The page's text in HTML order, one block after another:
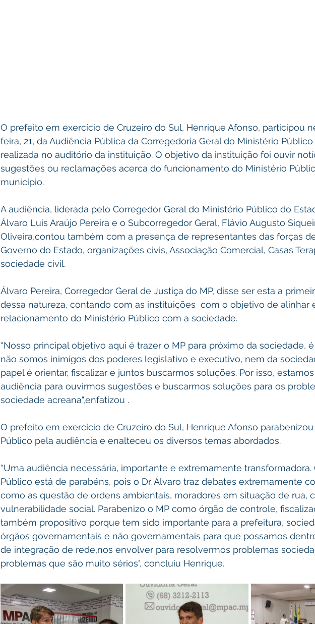
O prefeito em exercício de Cruzeiro do Sul, Henrique Afonso, participou
feira, 21, da Audiência Pública da Corregedoria Geral do Ministério
realizada no auditório da instituição. O objetivo da instituição foi ouvir
sugestões ou reclamações acerca do funcionamento do Ministério
município.
A audiência, liderada pelo Corregedor Geral do Ministério Público do
Álvaro Luís Araújo Pereira e o Subcorregedor Geral, Flávio Augusto
Oliveira,contou também com a presença de representantes das forças
Governo do Estado, organizações civis, Associação Comercial, Casas
sociedade civil.
Álvaro Pereira, Corregedor Geral de Justiça do MP, disse ser esta a
dessa natureza, contando com as instituições  com o objetivo de alinhar
relacionamento do Ministério Público com a sociedade.
“Nosso principal objetivo aqui é trazer o MP para próximo da sociedade,
não somos inimigos dos poderes legislativo e executivo, nem da
papel é orientar, fiscalizar e juntos buscarmos soluções. Por isso,
audiência para ouvirmos sugestões e buscarmos soluções para os
sociedade acreana",enfatizou .
O prefeito em exercício de Cruzeiro do Sul, Henrique Afonso
Público pela audiência e enalteceu os diversos temas abordados.
“Uma audiência necessária, importante e extremamente transformadora.
Público está de parabéns, pois o Dr. Álvaro traz debates extremamente
como as questão de ordens ambientais, moradores em situação de rua,
vulnerabilidade social. Parabenizo o MP como órgão de controle,
também propositivo porque tem sido importante para a prefeitura,
órgãos governamentais e não governamentais para que possamos
de integração de rede,nos envolver para resolvermos problemas
problemas que são muito sérios", concluiu Henrique.